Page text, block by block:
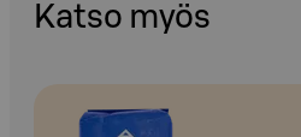
Katso myös